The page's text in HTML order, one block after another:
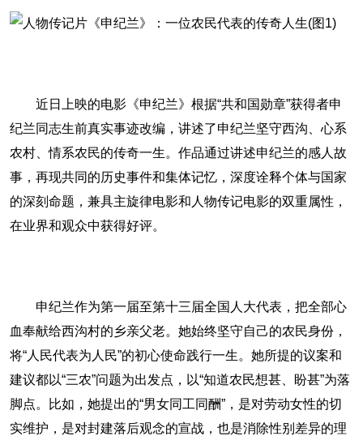
近日上映的电影《申纪兰》根据“共和国勋章”获得者申
纪兰同志生前真实事迹改编，讲述了申纪兰坚守西沟、心系
农村、情系农民的传奇一生。作品通过讲述申纪兰的感人故
事，再现共同的历史事件和集体记忆，深度诠释个体与国家
的深刻命题，兼具主旋律电影和人物传记电影的双重属性，
在业界和观众中获得好评。
申纪兰作为第一届至第十三届全国人大代表，把全部心
血奉献给西沟村的乡亲父老。她始终坚守自己的农民身份，
将“人民代表为人民”的初心使命践行一生。她所提的议案和
建议都以“三农”问题为出发点，以“知道农民想甚、盼甚”为落
脚点。比如，她提出的“男女同工同酬”，是对劳动女性的切
实维护，是对封建落后观念的宣战，也是消除性别差异的理